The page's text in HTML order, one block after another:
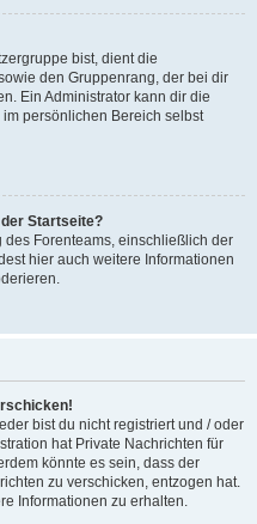
bist, dient die
den Gruppenrang, der bei dir
Ein Administrator kann dir die
persönlichen Bereich selbst
der Startseite?
Forenteams, einschließlich der
hier auch weitere Informationen
bist du nicht registriert und / oder
hat Private Nachrichten für
könnte es sein, dass der
zu verschicken, entzogen hat.
Informationen zu erhalten.